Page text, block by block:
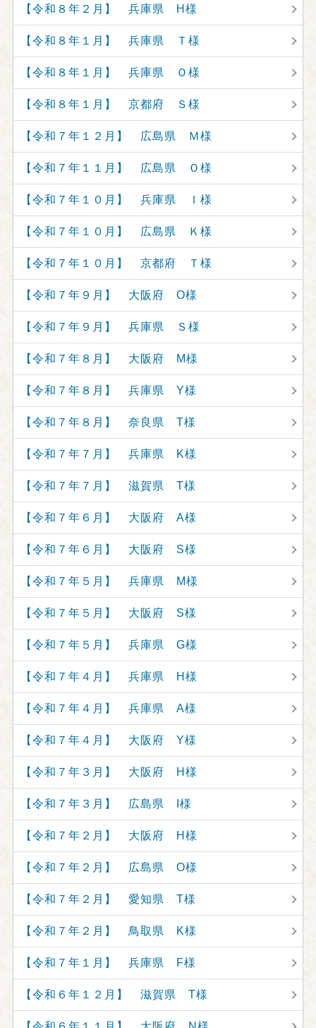
【令和８年２月】 兵庫県 H様
【令和８年１月】 兵庫県 Ｔ様
【令和８年１月】 兵庫県 Ｏ様
【令和８年１月】 京都府 Ｓ様
【令和７年１２月】 広島県 Ｍ様
【令和７年１１月】 広島県 Ｏ様
【令和７年１０月】 兵庫県 Ｉ様
【令和７年１０月】 広島県 Ｋ様
【令和７年１０月】 京都府 Ｔ様
【令和７年９月】 大阪府 O様
【令和７年９月】 兵庫県 Ｓ様
【令和７年８月】 大阪府 M様
【令和７年８月】 兵庫県 Y様
【令和７年８月】 奈良県 T様
【令和７年７月】 兵庫県 K様
【令和７年７月】 滋賀県 T様
【令和７年６月】 大阪府 A様
【令和７年６月】 大阪府 S様
【令和７年５月】 兵庫県 M様
【令和７年５月】 大阪府 S様
【令和７年５月】 兵庫県 G様
【令和７年４月】 兵庫県 H様
【令和７年４月】 兵庫県 A様
【令和７年４月】 大阪府 Y様
【令和７年３月】 大阪府 H様
【令和７年３月】 広島県 I様
【令和７年２月】 大阪府 H様
【令和７年２月】 広島県 O様
【令和７年２月】 愛知県 T様
【令和７年２月】 鳥取県 K様
【令和７年１月】 兵庫県 F様
【令和６年１２月】 滋賀県 T様